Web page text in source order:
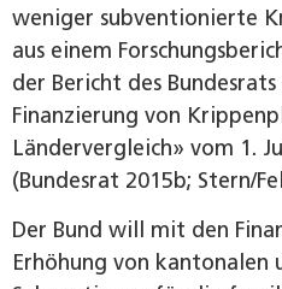
weniger subventionierte
aus einem
der Bericht des
Finanzierung von
Ländervergleich» vom 1.
(Bundesrat 2015b; Stern/
Der Bund will mit den
Erhöhung von kantonalen